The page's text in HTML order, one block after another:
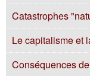
Catastrophes
Le capitalisme et
Conséquences